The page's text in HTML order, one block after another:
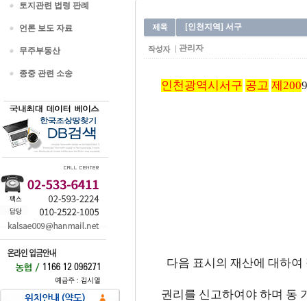
토지관련 법령 판례
언론 보도 자료
무주부동산
종중 관련 소송
[인천지역] 서구
관리자
인천광역시서구 공고 제200
다음 표시의 재산에 대하
권리를 신고하여야 하며 동